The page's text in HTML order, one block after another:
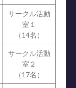
サークル活動
室１
（14名）
サークル活動
室２
（17名）